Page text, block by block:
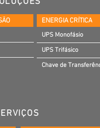
ENERGIA CRÍTICA
UPS Monofásio
UPS Trifásico
Chave de